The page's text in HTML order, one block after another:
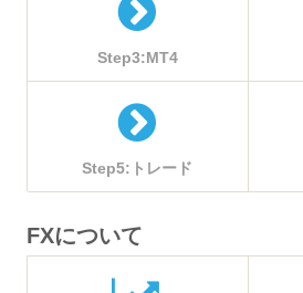
Step3:MT4
Step5:トレード
FXについて